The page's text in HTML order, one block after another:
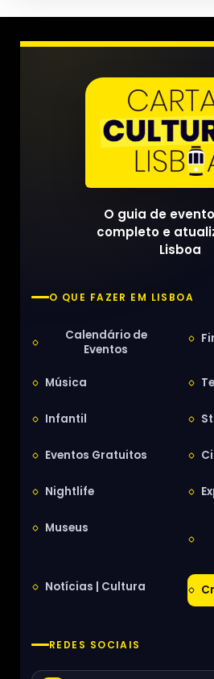
O guia de
completo e
Lisboa
O QUE FAZER EM LISBOA
Calendário de
Eventos
Música
Infantil
Eventos Gratuitos
Nightlife
Museus
Notícias | Cultura
REDES SOCIAIS